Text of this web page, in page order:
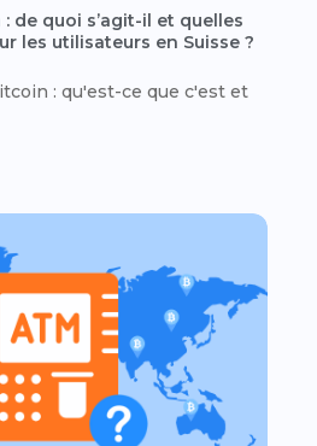
de quoi s’agit-il et quelles
les utilisateurs en Suisse ?
: qu'est-ce que c'est et